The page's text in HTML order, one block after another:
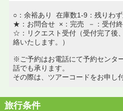
○：余裕あり 在庫数1-9：残りわ
★：お問合せ ×：完売 －：受付終
☆：リクエスト受付（受付完了後
絡いたします。）
※ご予約はお電話にて予約センタ
話でも承ります。
その際は、ツアーコードをお申し
旅行条件